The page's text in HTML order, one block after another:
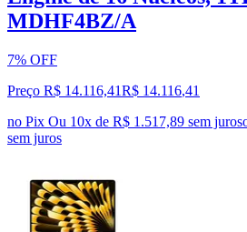
MDHF4BZ/A
7% OFF
Preço R$ 14.116,41R$ 14.116,41
no Pix Ou 10x de R$ 1.517,89 sem juros
sem juros